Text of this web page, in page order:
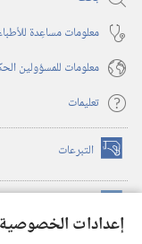
إعدادات الخصوصية
معلومات مساعِدة
معلومات للمسؤولين
تعليمات
التبرعات (يفتح
نافذة
(يفتح
نافذة